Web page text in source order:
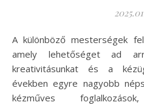
A különböző mesterségek felfedezése izgalmas kaland,
amely lehetőséget ad
kreativitásunkat és a
években egyre nagyobb
kézműves